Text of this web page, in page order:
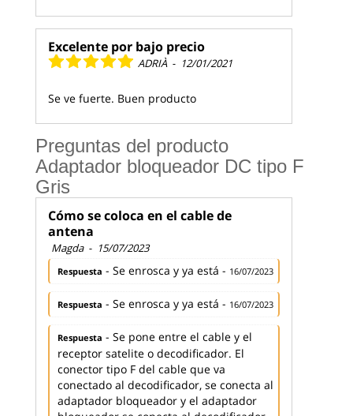
Excelente por bajo precio
ADRIÀ - 12/01/2021
Se ve fuerte. Buen producto
Preguntas del producto
Adaptador bloqueador DC tipo F
Gris
Cómo se coloca en el cable de
antena
Magda - 15/07/2023
Respuesta - Se enrosca y ya está - 16/07/2023
Respuesta - Se enrosca y ya está - 16/07/2023
Respuesta - Se pone entre el cable y el
receptor satelite o decodificador. El
conector tipo F del cable que va
conectado al decodificador, se conecta al
adaptador bloqueador y el adaptador